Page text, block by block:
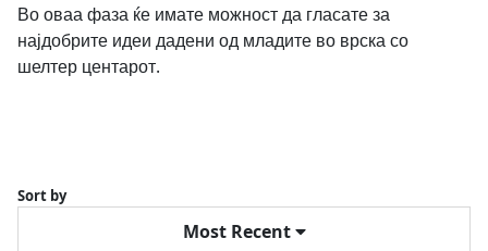
Во оваа фаза ќе имате можност да гласате за
најдобрите идеи дадени од младите во врска со
шелтер центарот.
Sort by
Most Recent